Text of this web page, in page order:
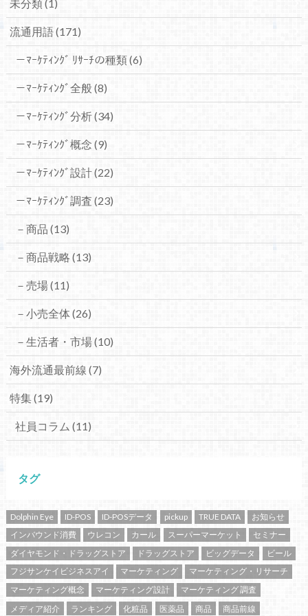
未分類 (1)
流通用語(171)
－ﾏｰｹﾃｨﾝｸﾞ ﾘｻｰﾁの種類(6)
－ﾏｰｹﾃｨﾝｸﾞ全般(8)
－ﾏｰｹﾃｨﾝｸﾞ分析(34)
－ﾏｰｹﾃｨﾝｸﾞ概念 (9)
－ﾏｰｹﾃｨﾝｸﾞ設計(22)
－ﾏｰｹﾃｨﾝｸﾞ調査 (23)
－商品 (13)
－商品戦略 (13)
－売場(11)
－小売全体(26)
－生活者・市場(10)
海外流通最前線 (7)
特集(19)
社員コラム (11)
タグ
Dolphin Eye ID-POS ID-POSデータ pickup TRUE DATA
お知らせ
インバウンド消費
ウレコン カール スーパーマーケット
セミナー
ダイヤモンド・ドラッグストア
ドラッグストア ビッグデータ
ビール
フジサンケイビジネスアイ
マーケティング
マーケティング・リサーチ
マーケティング概念
マーケティング設計
マーケティング 調査
メディア紹介
ランキング 化粧品 医薬品 商品 商品前線